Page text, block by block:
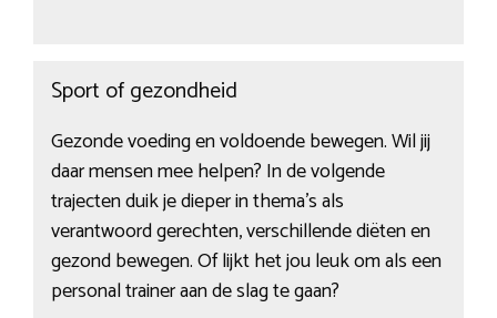
Sport of gezondheid
Gezonde voeding en voldoende bewegen. Wil jij
daar mensen mee helpen? In de volgende
trajecten duik je dieper in thema’s als
verantwoord gerechten, verschillende diëten en
gezond bewegen. Of lijkt het jou leuk om als een
personal trainer aan de slag te gaan?